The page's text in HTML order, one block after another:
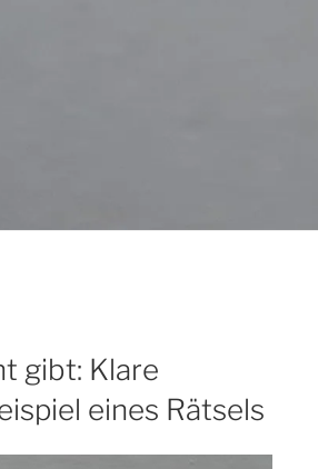
gibt: Klare
eines Rätsels